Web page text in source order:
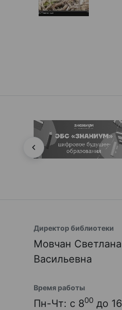
Директор библиотеки
Мовчан Светлана
Васильевна
Время работы
Пн-Чт: с 800 до 16